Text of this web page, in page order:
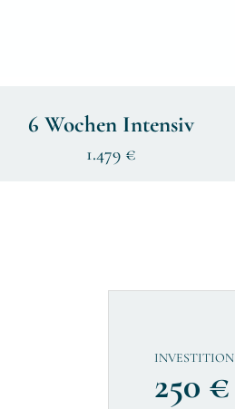
6 Wochen Intensiv
1.479 €
INVESTITION
250 €